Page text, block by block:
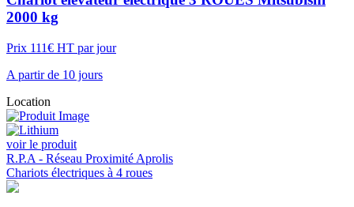
2000 kg
Prix 111€ HT par jour
A partir de 10 jours
Location
voir le produit
R.P.A - Réseau Proximité Aprolis
Chariots électriques à 4 roues